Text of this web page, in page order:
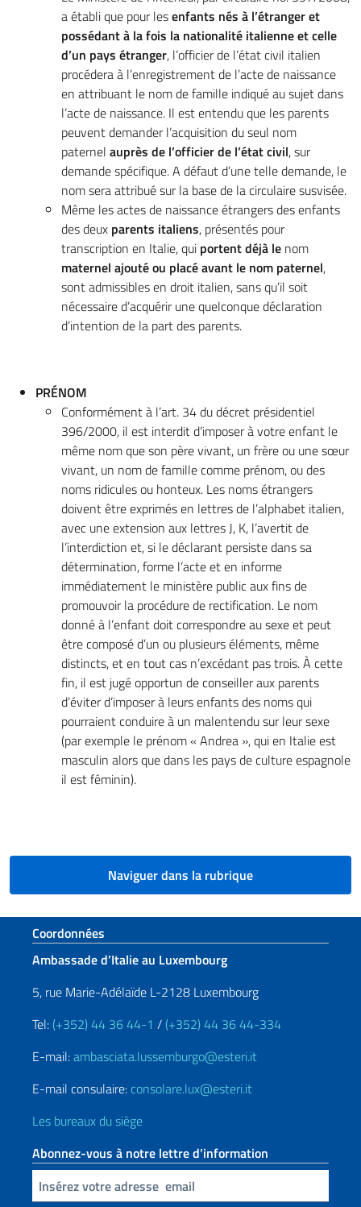
a établi que pour lesenfants nés à l’étranger et
possédant à la fois la nationalité italienne et celle
d’un pays étranger, l’officier de l’état civil italien
procédera à l’enregistrement de l’acte de naissance
en attribuant le nom de famille indiqué au sujet dans
l’acte de naissance. Il est entendu que les parents
peuvent demander l’acquisition du seul nom
paternel auprès de l’officier de l’état civil, sur
demande spécifique. A défaut d’une telle demande, le
nom sera attribué sur la base de la circulaire susvisée.
Même les actes de naissance étrangers des enfants
des deux parents italiens, présentés pour
transcription en Italie, qui portent déjà le nom
maternel ajouté ou placé avant le nom paternel,
sont admissibles en droit italien, sans qu’il soit
nécessaire d’acquérir une quelconque déclaration
d’intention de la part des parents.
PRÉNOM
Conformément à l’art. 34 du décret présidentiel
396/2000, il est interdit d’imposer à votre enfant le
même nom que son père vivant, un frère ou une sœur
vivant, un nom de famille comme prénom, ou des
noms ridicules ou honteux. Les noms étrangers
doivent être exprimés en lettres de l’alphabet italien,
avec une extension aux lettres J, K, l’avertit de
l’interdiction et, si le déclarant persiste dans sa
détermination, forme l’acte et en informe
immédiatement le ministère public aux fins de
promouvoir la procédure de rectification. Le nom
donné à l’enfant doit correspondre au sexe et peut
être composé d’un ou plusieurs éléments, même
distincts, et en tout cas n’excédant pas trois. À cette
fin, il est jugé opportun de conseiller aux parents
d’éviter d’imposer à leurs enfants des noms qui
pourraient conduire à un malentendu sur leur sexe
(par exemple le prénom « Andrea », qui en Italie est
masculin alors que dans les pays de culture espagnole
il est féminin).
Naviguer dans la rubrique
Section de pied de page
Coordonnées
Ambassade d’Italie au Luxembourg
5, rue Marie-Adélaïde L-2128 Luxembourg
Tel: (+352) 44 36 44-1 / (+352) 44 36 44-334
E-mail:ambasciata.lussemburgo@esteri.it
E-mail consulaire: consolare.lux@esteri.it
Les bureaux du siège
Abonnez-vous à notre lettre d’information
Insert your email